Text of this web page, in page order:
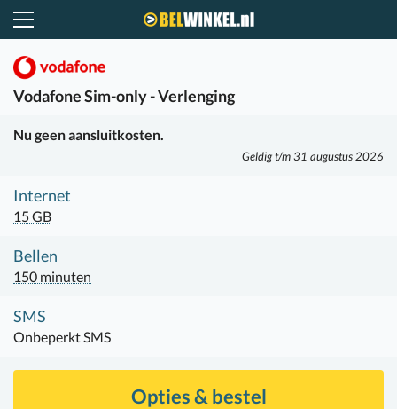
VodafoneSim-only - Verlenging
Nu geen aansluitkosten.
Geldig t/m 31 augustus 2026
Internet
15 GB
Bellen
150 minuten
SMS
Onbeperkt SMS
Opties & bestel